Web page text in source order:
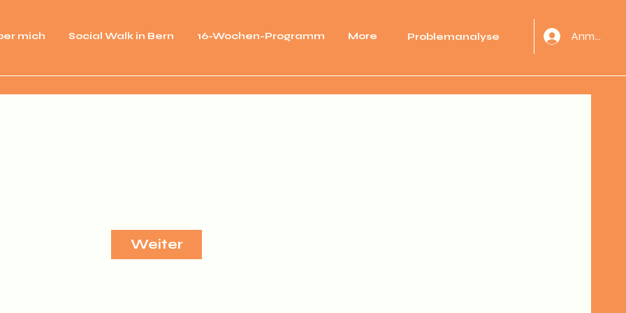
mich Social Walk in Bern 16-Wochen-Programm More Problemanalyse Anmelden
Weiter